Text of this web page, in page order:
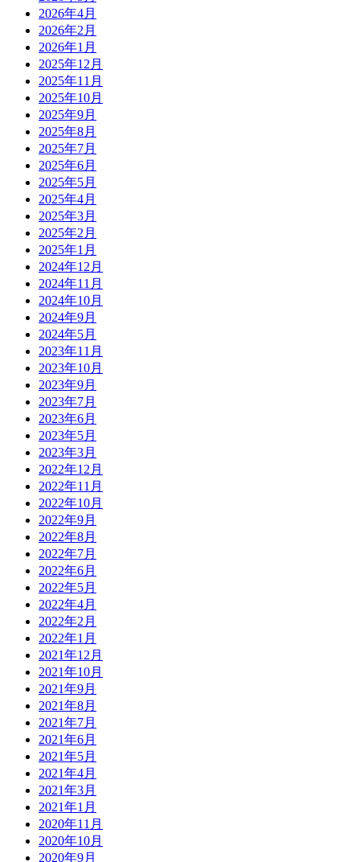
2026年4月
2026年2月
2026年1月
2025年12月
2025年11月
2025年10月
2025年9月
2025年8月
2025年7月
2025年6月
2025年5月
2025年4月
2025年3月
2025年2月
2025年1月
2024年12月
2024年11月
2024年10月
2024年9月
2024年5月
2023年11月
2023年10月
2023年9月
2023年7月
2023年6月
2023年5月
2023年3月
2022年12月
2022年11月
2022年10月
2022年9月
2022年8月
2022年7月
2022年6月
2022年5月
2022年4月
2022年2月
2022年1月
2021年12月
2021年10月
2021年9月
2021年8月
2021年7月
2021年6月
2021年5月
2021年4月
2021年3月
2021年1月
2020年11月
2020年10月
2020年9月